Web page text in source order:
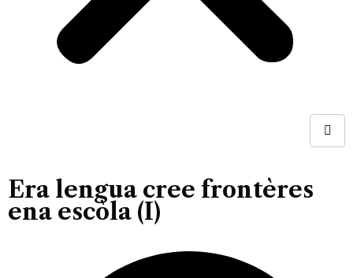
Era lengua cree frontères
ena escòla (I)